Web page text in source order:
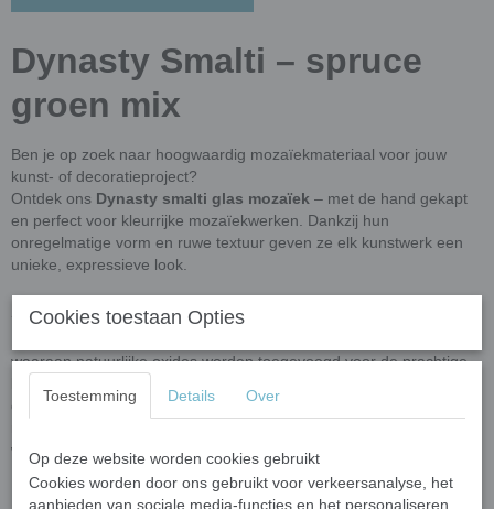
Dynasty Smalti – spruce
groen mix
Ben je op zoek naar hoogwaardig mozaïekmateriaal voor jouw
kunst- of decoratieproject?
Ontdek ons Dynasty smalti glas mozaïek – met de hand gekapt
en perfect voor kleurrijke mozaïekwerken. Dankzij hun
onregelmatige vorm en ruwe textuur geven ze elk kunstwerk een
unieke, expressieve look.
Afmetingen
waaraan natuurlijke oxides worden toegevoegd voor de prachtige
dikte van 10 mm. Deze pizza's (ronde schijven glas) hebben van
worden in stukjes geknipt van ongeveer
18 mm x 10 mm x 8 mm.
100 gram is goed voor een oppervlak van ongeveer 9 cm x 9 cm.
Cookies toestaan Opties
Toestemming Details Over
Op deze website worden cookies gebruikt
Cookies worden door ons gebruikt voor verkeersanalyse, het
aanbieden van sociale media-functies en het personaliseren